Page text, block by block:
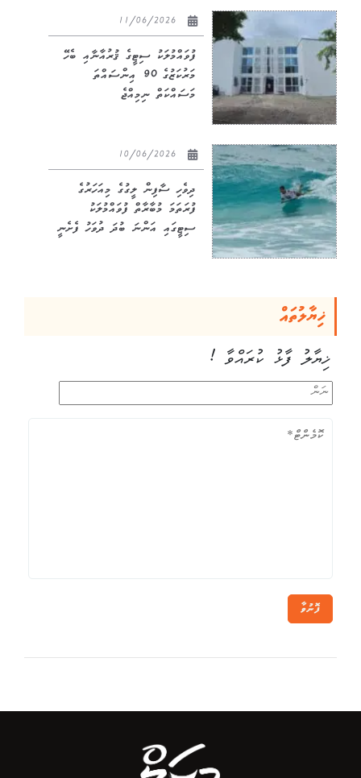
ފުވައްމުލަކު ސިޓީގެ ޤުރުއާނާއި ބެހޭ
މަރުކަޒުގެ 90 އިންސައްތަ
މަސައްކަތް ނިމިއްޖެ
ދިވެހި ސާފިން ލީގުގެ މިއަހަރުގެ
ފުރަތަމަ މުބާރާތް ފުވައްމުލަކު
ސިޓީގައި އަންނަ ބުދަ ދުވަހު ފެށެނީ
ޚިޔާލުތައް
ޚިޔާލު ފާޅު ކުރައްވާ !
ފޮނުވާ